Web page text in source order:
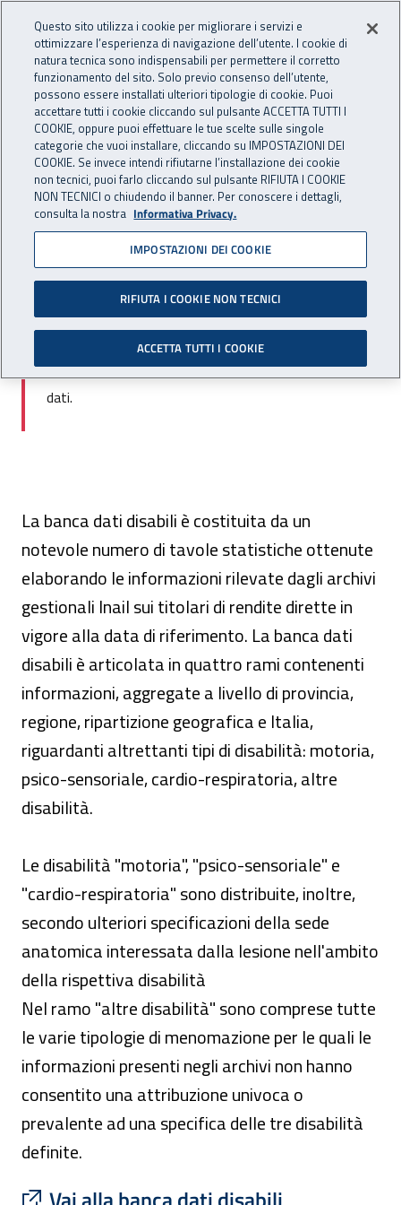
INAIL - Istituto Nazionale
Apri cerca
Navigazione principale
Navigazione - Ti trovi in:
Home Attività e servizi Dati e statistiche Banca dati disabili
Banca dati disabili
Sono in corso attività di manutenzione sulla banca
dati.
La banca dati disabili è costituita da un
notevole numero di tavole statistiche ottenute
elaborando le informazioni rilevate dagli archivi
gestionali Inail sui titolari di rendite dirette in
vigore alla data di riferimento. La banca dati
disabili è articolata in quattro rami contenenti
informazioni, aggregate a livello di provincia,
regione, ripartizione geografica e Italia,
riguardanti altrettanti tipi di disabilità: motoria,
psico-sensoriale, cardio-respiratoria, altre
disabilità.
Le disabilità "motoria", "psico-sensoriale" e
"cardio-respiratoria" sono distribuite, inoltre,
secondo ulteriori specificazioni della sede
anatomica interessata dalla lesione nell'ambito
della rispettiva disabilità
Nel ramo "altre disabilità" sono comprese tutte
le varie tipologie di menomazione per le quali le
informazioni presenti negli archivi non hanno
consentito una attribuzione univoca o
prevalente ad una specifica delle tre disabilità
definite.
Questo sito utilizza i cookie per migliorare i servizi e
ottimizzare l’esperienza di navigazione dell’utente. I cookie di
natura tecnica sono indispensabili per permettere il corretto
funzionamento del sito. Solo previo consenso dell’utente,
possono essere installati ulteriori tipologie di cookie. Puoi
accettare tutti i cookie cliccando sul pulsante ACCETTA TUTTI I
COOKIE, oppure puoi effettuare le tue scelte sulle singole
categorie che vuoi installare, cliccando su IMPOSTAZIONI DEI
COOKIE. Se invece intendi rifiutarne l’installazione dei cookie
non tecnici, puoi farlo cliccando sul pulsante RIFIUTA I COOKIE
NON TECNICI o chiudendo il banner. Per conoscere i dettagli,
consulta la nostra Informativa Privacy.
IMPOSTAZIONI DEI COOKIE
RIFIUTA I COOKIE NON TECNICI
ACCETTA TUTTI I COOKIE